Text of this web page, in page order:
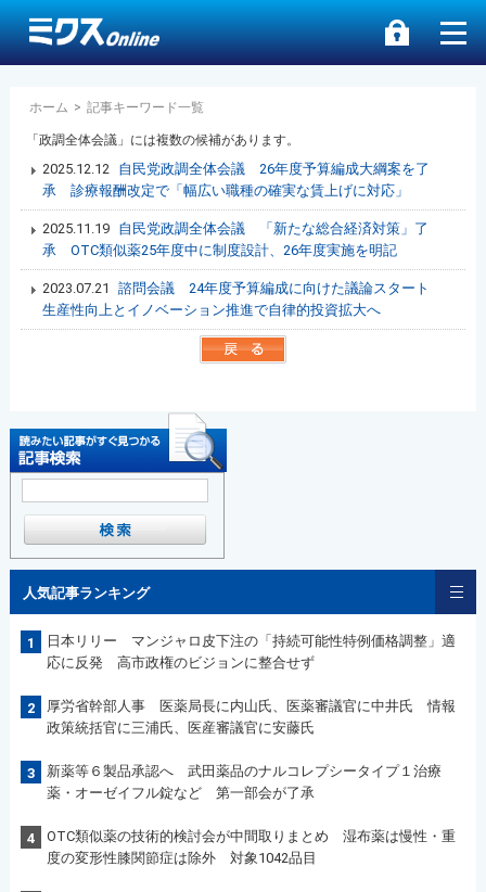
ホーム > 記事キーワード一覧
「政調全体会議」には複数の候補があります。
2025.12.12
自民党政調全体会議 26年度予算編成大綱案を了
承 診療報酬改定で「幅広い職種の確実な賃上げに対応」
2025.11.19
自民党政調全体会議 「新たな総合経済対策」了
承 OTC類似薬25年度中に制度設計、26年度実施を明記
2023.07.21
諮問会議 24年度予算編成に向けた議論スタート
生産性向上とイノベーション推進で自律的投資拡大へ
人気記事ランキング
1
日本リリー マンジャロ皮下注の「持続可能性特例価格調整」適
応に反発 高市政権のビジョンに整合せず
2
厚労省幹部人事 医薬局長に内山氏、医薬審議官に中井氏 情報
政策統括官に三浦氏、医産審議官に安藤氏
3
新薬等６製品承認へ 武田薬品のナルコレプシータイプ１治療
薬・オーゼイフル錠など 第一部会が了承
4
OTC類似薬の技術的検討会が中間取りまとめ 湿布薬は慢性・重
度の変形性膝関節症は除外 対象1042品目